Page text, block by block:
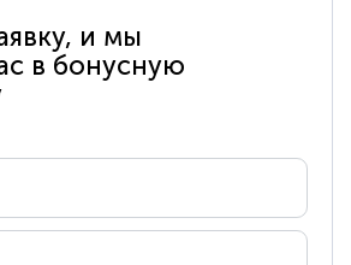
и мы
в бонусную